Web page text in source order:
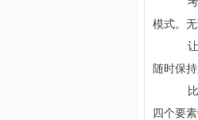
模式。
让
随时保
比
四个要